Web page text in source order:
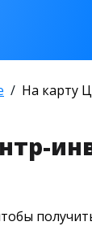
На карту